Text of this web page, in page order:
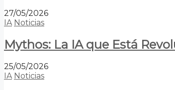
27/05/2026
IA Noticias
Mythos: La IA que Está
25/05/2026
IA Noticias